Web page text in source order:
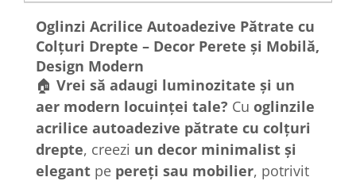
Oglinzi Acrilice Autoadezive Pătrate cu
Colțuri Drepte – Decor Perete și Mobilă,
Design Modern
🏠 Vrei să adaugi luminozitate și un
aer modern locuinței tale? Cu oglinzile
acrilice autoadezive pătrate cu colțuri
drepte, creezi un decor minimalist și
elegant pe pereți sau mobilier, potrivit